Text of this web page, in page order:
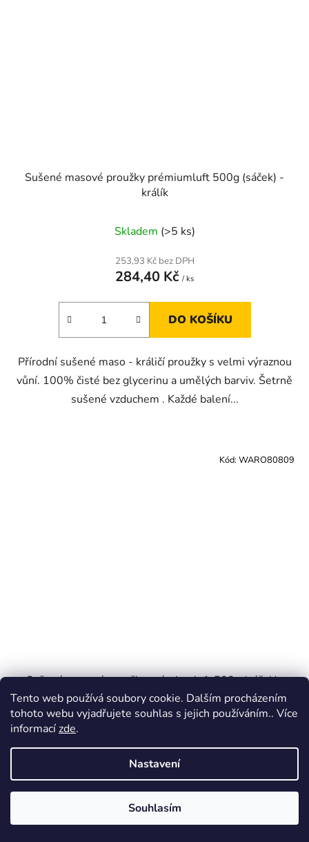
Tento web používá soubory cookie. Dalším procházením
tohoto webu vyjadřujete souhlas s jejich používáním.. Více
informacízde.
Nastavení
Souhlasím
Sušené masové proužky prémiumluft 500g (sáček) -
králík
Skladem (>5 ks)
253,93 Kč bez DPH
284,40 Kč / ks
DO KOŠÍKU
Přírodní sušené maso - králičí proužky s velmi výraznou
vůní. 100% čisté bez glycerinu a umělých barviv. Šetrně
sušené vzduchem . Každé balení...
Sušené masové proužky prémiumluft 500g (sáček)-
hovězí
253,93 Kč bez DPH
284,40 Kč/ ks
DO KOŠÍKU
Kód: WARO80809